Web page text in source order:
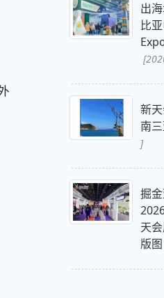
出
比
新
南
]
掘金
天
版图